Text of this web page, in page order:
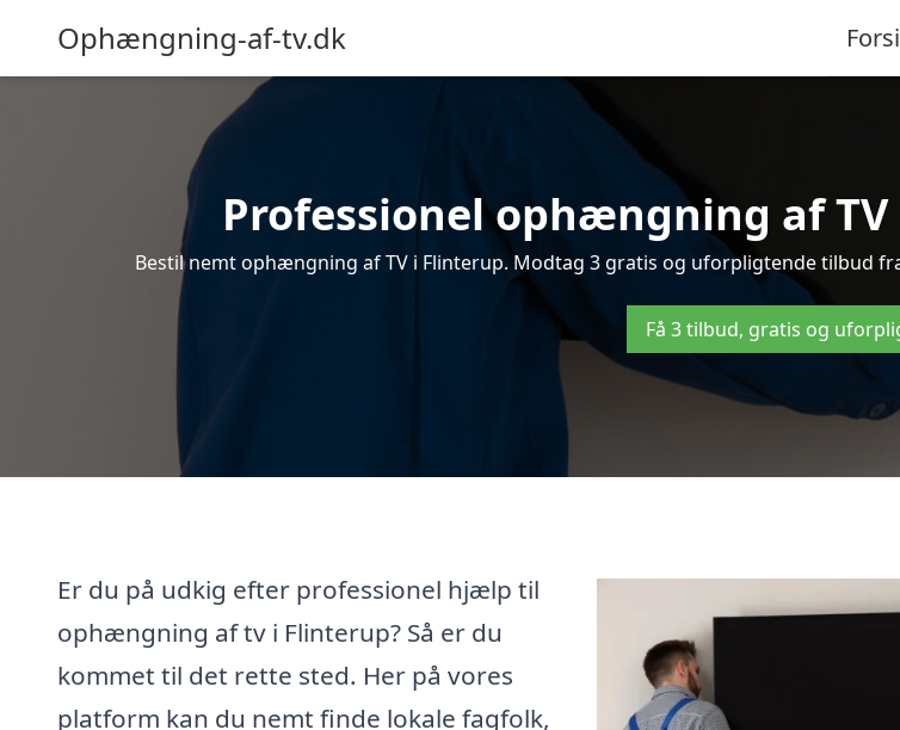
Ophængning-af-tv.dk
Professionel ophængning af
Bestil nemt ophængning af TV i Flinterup. Modtag 3 gratis og uforpligtende tilbud
Få 3 tilbud, gratis og
Er du på udkig efter professionel hjælp til
ophængning af tv i Flinterup? Så er du
kommet til det rette sted. Her på vores
platform kan du nemt finde lokale fagfolk,